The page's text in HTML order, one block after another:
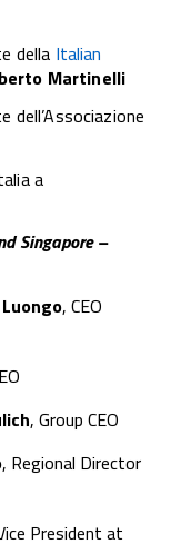
della Italian
Martinelli
dell’Associazione
a
Singapore –
, CEO
, Group CEO
, Regional Director
President at